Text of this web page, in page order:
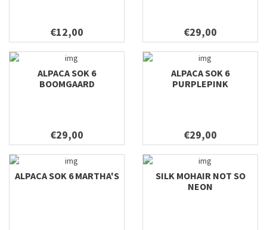
€12,00 €29,00
ALPACA SOK 6
BOOMGAARD
€29,00
ALPACA SOK 6
PURPLEPINK
€29,00
ALPACA SOK 6 MARTHA'S
SILK MOHAIR NOT SO
NEON